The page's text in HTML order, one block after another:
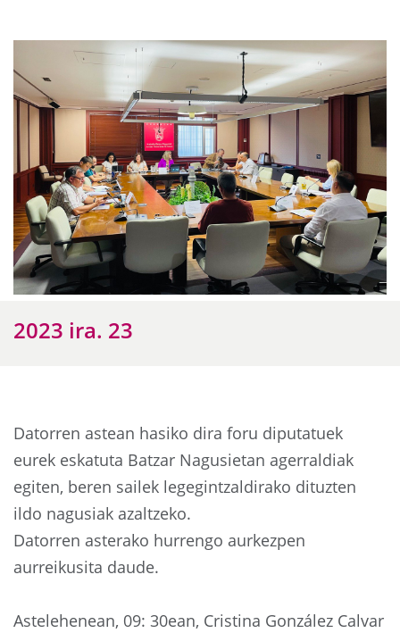
2023 ira. 23
Datorren astean hasiko dira foru diputatuek
eurek eskatuta Batzar Nagusietan agerraldiak
egiten, beren sailek legegintzaldirako dituzten
ildo nagusiak azaltzeko.
Datorren asterako hurrengo aurkezpen
aurreikusita daude.
Astelehenean, 09: 30ean, Cristina González Calvar